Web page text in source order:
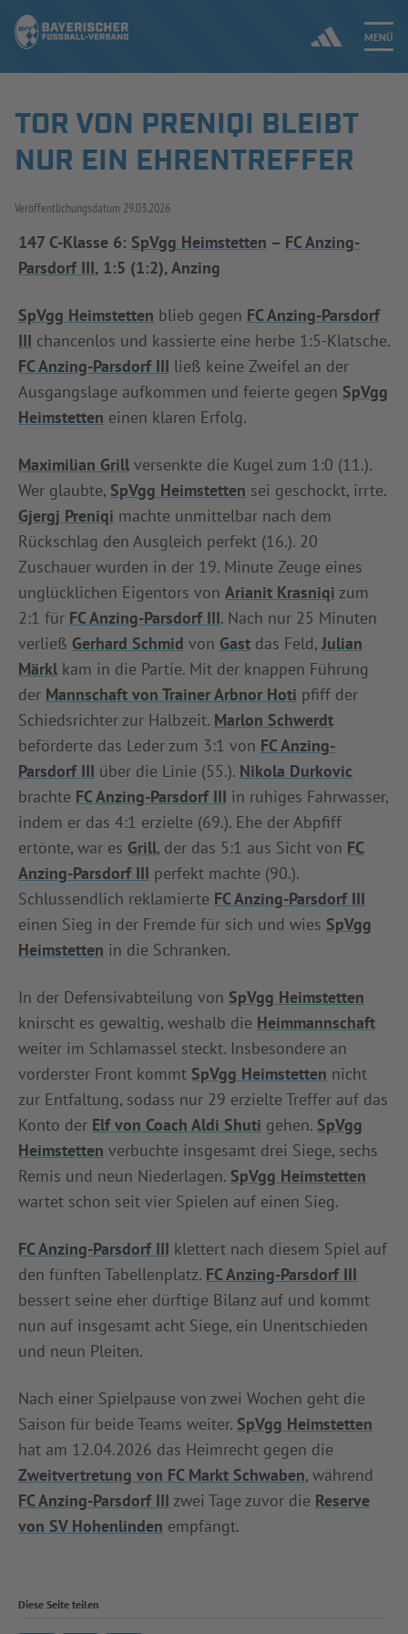
MENÜ
Jetzt einloggen
SPIELBETRIEB & VERBANDSLEBEN
AUSBILDUNG & FÖRDERUNG
DER VERBAND
SPIELPLUS
TOR VON PRENIQI BLEIBT
NUR EIN EHRENTREFFER
Veröffentlichungsdatum 29.03.2026
147 C-Klasse 6: SpVgg Heimstetten – FC Anzing-
Parsdorf III, 1:5 (1:2), Anzing
SpVgg Heimstetten blieb gegen FC Anzing-Parsdorf
III chancenlos und kassierte eine herbe 1:5-Klatsche.
FC Anzing-Parsdorf III ließ keine Zweifel an der
Ausgangslage aufkommen und feierte gegen SpVgg
Heimstetten einen klaren Erfolg.
Maximilian Grill versenkte die Kugel zum 1:0 (11.).
Wer glaubte, SpVgg Heimstetten sei geschockt, irrte.
Gjergj Preniqi machte unmittelbar nach dem
Rückschlag den Ausgleich perfekt (16.). 20
Zuschauer wurden in der 19. Minute Zeuge eines
unglücklichen Eigentors von Arianit Krasniqi zum
2:1 für FC Anzing-Parsdorf III. Nach nur 25 Minuten
verließ Gerhard Schmid von Gast das Feld, Julian
Märkl kam in die Partie. Mit der knappen Führung
der Mannschaft von Trainer Arbnor Hoti pfiff der
Schiedsrichter zur Halbzeit. Marlon Schwerdt
beförderte das Leder zum 3:1 von FC Anzing-
Parsdorf III über die Linie (55.). Nikola Durkovic
brachte FC Anzing-Parsdorf III in ruhiges Fahrwasser,
indem er das 4:1 erzielte (69.). Ehe der Abpfiff
ertönte, war es Grill, der das 5:1 aus Sicht von FC
Anzing-Parsdorf III perfekt machte (90.).
Schlussendlich reklamierte FC Anzing-Parsdorf III
einen Sieg in der Fremde für sich und wies SpVgg
Heimstetten in die Schranken.
In der Defensivabteilung von SpVgg Heimstetten
knirscht es gewaltig, weshalb die Heimmannschaft
weiter im Schlamassel steckt. Insbesondere an
vorderster Front kommt SpVgg Heimstetten nicht
zur Entfaltung, sodass nur 29 erzielte Treffer auf das
Konto der Elf von Coach Aldi Shuti gehen. SpVgg
Heimstetten verbuchte insgesamt drei Siege, sechs
Remis und neun Niederlagen. SpVgg Heimstetten
wartet schon seit vier Spielen auf einen Sieg.
FC Anzing-Parsdorf III klettert nach diesem Spiel auf
den fünften Tabellenplatz. FC Anzing-Parsdorf III
bessert seine eher dürftige Bilanz auf und kommt
nun auf insgesamt acht Siege, ein Unentschieden
und neun Pleiten.
Nach einer Spielpause von zwei Wochen geht die
Saison für beide Teams weiter. SpVgg Heimstetten
hat am 12.04.2026 das Heimrecht gegen die
Zweitvertretung von FC Markt Schwaben, während
FC Anzing-Parsdorf III zwei Tage zuvor die Reserve
von SV Hohenlinden empfängt.
Diese Seite teilen